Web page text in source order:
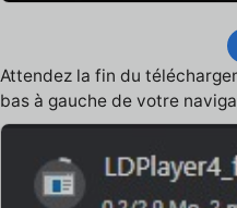
Attendez la fin du
bas à gauche de votre